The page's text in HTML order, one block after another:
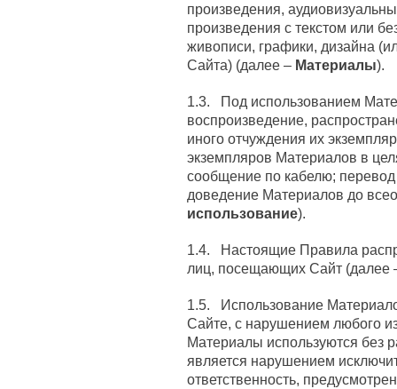
произведения,
произведения с текстом или
живописи, графики, дизайна
Сайта) (далее – Материалы).
1.3. Под использованием
воспроизведение,
иного отчуждения их
экземпляров Материалов в
сообщение по кабелю;
доведение Материалов до
использование).
1.4. Настоящие Правила
лиц, посещающих Сайт (далее
1.5. Использование
Сайте, с нарушением любого
Материалы используются без
является нарушением
ответственность,